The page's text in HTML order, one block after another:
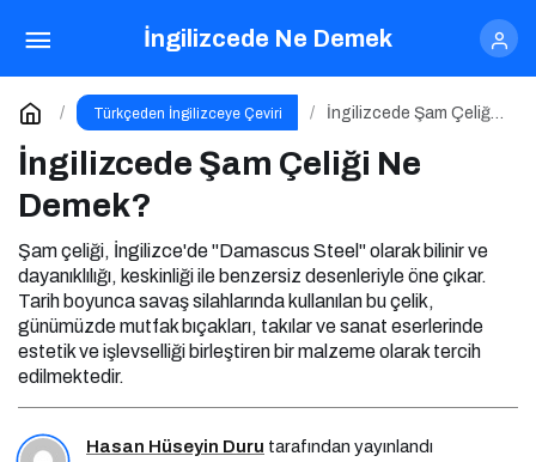
İngilizcede Ne Demek
Türkçeden İngilizceye Çeviri
İngilizcede Şam Çeliği
İngilizcede Şam Çeliği Ne
Demek?
Şam çeliği, İngilizce'de "Damascus Steel" olarak bilinir ve
dayanıklılığı, keskinliği ile benzersiz desenleriyle öne çıkar.
Tarih boyunca savaş silahlarında kullanılan bu çelik,
günümüzde mutfak bıçakları, takılar ve sanat eserlerinde
estetik ve işlevselliği birleştiren bir malzeme olarak tercih
edilmektedir.
Hasan Hüseyin Duru tarafından yayınlandı
İngilizcede Şam Çeliği Ne Demek?
Yorum Yap